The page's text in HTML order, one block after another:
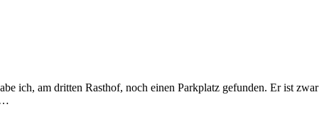
ich, am dritten Rasthof, noch einen Parkplatz gefunden. Er ist zwar